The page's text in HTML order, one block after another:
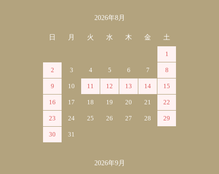
2026年8月
日 月 火 水 木 金 土
1
2 3 4 5 6 7 8
9 10 11 12 13 14 15
16 17 18 19 20 21 22
23 24 25 26 27 28 29
30 31
2026年9月